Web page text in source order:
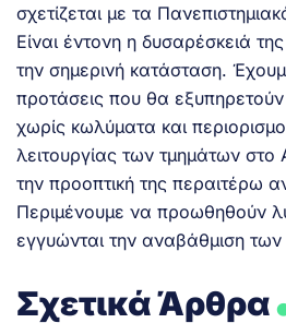
σχετίζεται με τα
Είναι έντονη η δυσαρέσκειά
την σημερινή κατάσταση.
προτάσεις που θα
χωρίς κωλύματα και
λειτουργίας των τμημάτων στο
την προοπτική της περαιτέρω
Περιμένουμε να προωθηθούν
εγγυώνται την αναβάθμιση
Σχετικά Άρθρα